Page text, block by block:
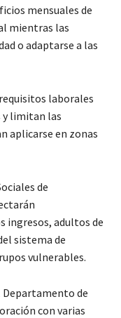
mensuales de
mientras las
o adaptarse a las
laborales
y limitan las
aplicarse en zonas
de
ingresos, adultos de
sistema de
vulnerables.
de
con varias